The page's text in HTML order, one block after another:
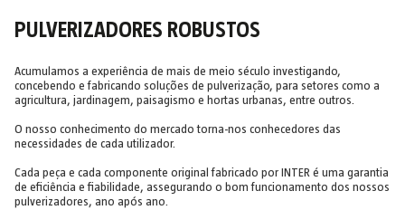
PULVERIZADORES ROBUSTOS
Acumulamos a experiência de mais de meio século investigando,
concebendo e fabricando soluções de pulverização, para setores como a
agricultura, jardinagem, paisagismo e hortas urbanas, entre outros.
O nosso conhecimento do mercado torna-nos conhecedores das
necessidades de cada utilizador.
Cada peça e cada componente original fabricado por INTER é uma garantia
de eficiência e fiabilidade, assegurando o bom funcionamento dos nossos
pulverizadores, ano após ano.